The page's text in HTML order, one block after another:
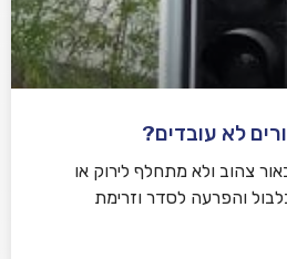
לא עובדים?
צהוב ולא מתחלף לירוק או
והפרעה לסדר וזרימת